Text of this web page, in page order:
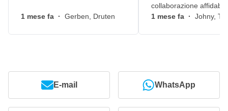
1 mese fa · Gerben, Druten
collaborazione
1 mese fa · Johny,
E-mail WhatsApp